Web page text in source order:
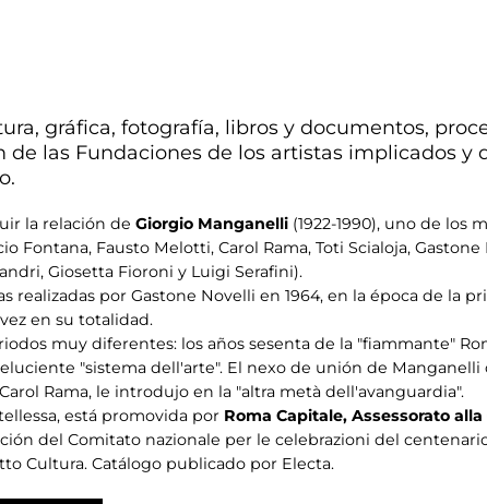
gráfica, fotografía, libros y documentos,
las Fundaciones de los artistas implicados y
la relación de Giorgio Manganelli (1922-1990), uno de los
Fontana, Fausto Melotti, Carol Rama, Toti Scialoja,
Giosetta Fioroni y Luigi Serafini).
realizadas por Gastone Novelli en 1964, en la época de la
en su totalidad.
muy diferentes: los años sesenta de la "fiammante"
"sistema dell'arte". El nexo de unión de Manganelli
Rama, le introdujo en la "altra metà dell'avanguardia".
está promovida por Roma Capitale, Assessorato
del Comitato nazionale per le celebrazioni del
Cultura. Catálogo publicado por Electa.